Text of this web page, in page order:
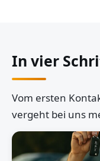
In vier
Vom ersten
vergeht bei uns